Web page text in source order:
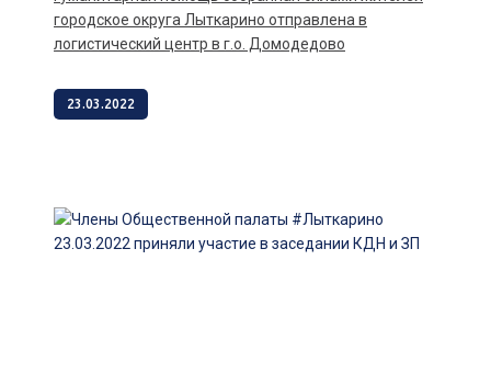
городское округа Лыткарино отправлена в
логистический центр в г.о. Домодедово
23.03.2022